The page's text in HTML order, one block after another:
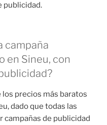
publicidad.
campaña
en Sineu, con
los precios más baratos
dado que todas las
campañas de publicidad